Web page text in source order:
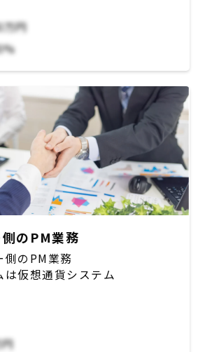
員Webサイトについて、保
行う案件。直近、現状のインフ
レ→AWS化対応を行うことが
AWS化の要件定義からSinまで
保守、保守開発と並行しながら
インフラ、ネットワーク部分
、弊社担当部分としてはアプリ
の機能として、既存のJOB管理
に置き換えることや既存
に置き換え
メインとなる。保守では、SQL
などを実施予定。保守開発で
発を要件定義～本番リリース
にかかわっていただく。
万円
のPM業務
側のPM業務
は仮想通貨システム
円